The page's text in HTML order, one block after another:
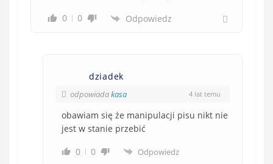
0 0 Odpowiedz
dziadek
odpowiadakasa 4 lat temu
obawiam się że manipulacji pisu nikt nie
jest w stanie przebić
0
0 Odpowiedz